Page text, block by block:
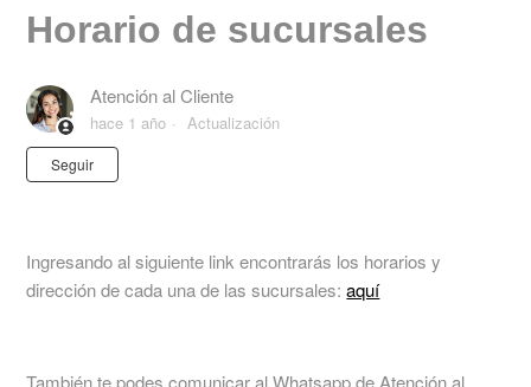
Horario de sucursales
Atención al Cliente
hace 1 año Actualización
Seguir
Ingresando al siguiente link encontrarás los horarios y
dirección de cada una de las sucursales:aquí